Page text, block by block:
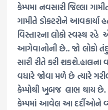
કેમ્પમા નવસારી જિલ્લા
ગામીતે ડોક્ટરોને
વિસ્તારના લોકો સ્વસ્થ રહે
આગેવાનોની છે.. જો લોકો
સારી રીતે કરી શકશે.હાલના
વધારે જોવા મળે છે ત્યારે
કેમ્પોથી ખુબજ લાભ થાય છે.
કેમ્પમાં આવેલ આ દર્દીઓને